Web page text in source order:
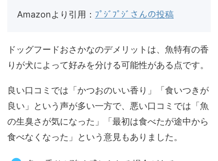
Amazonより引用： ﾌﾟｼﾞﾌﾟｼﾞさんの投稿
ドッグフードおさかなのデメリットは、魚特有の香
りが犬によって好みを分ける可能性がある点です。
良い口コミでは「かつおのいい香り」「食いつきが
良い」という声が多い一方で、悪い口コミでは「魚
の生臭さが気になった」「最初は食べたが途中から
食べなくなった」という意見もありました。